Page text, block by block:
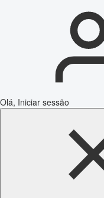
Olá, Iniciar sessão